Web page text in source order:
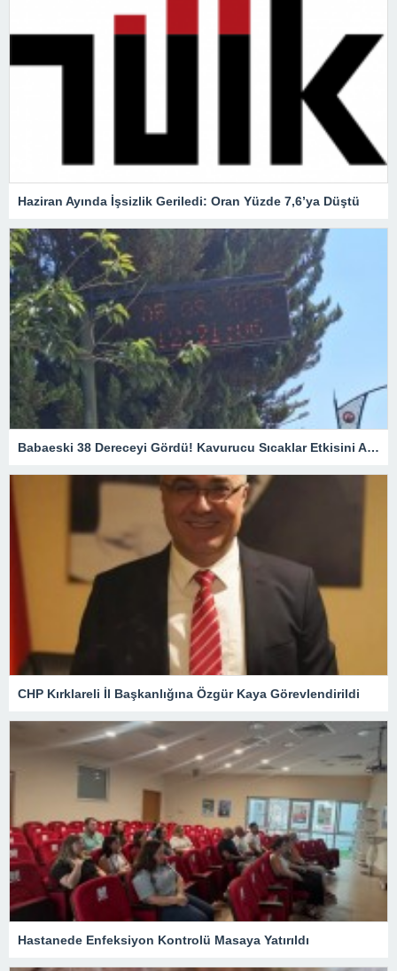
Haziran Ayında İşsizlik Geriledi: Oran Yüzde 7,6’ya Düştü
Babaeski 38 Dereceyi Gördü! Kavurucu Sıcaklar Etkisini Artırıyor
CHP Kırklareli İl Başkanlığına Özgür Kaya Görevlendirildi
Hastanede Enfeksiyon Kontrolü Masaya Yatırıldı